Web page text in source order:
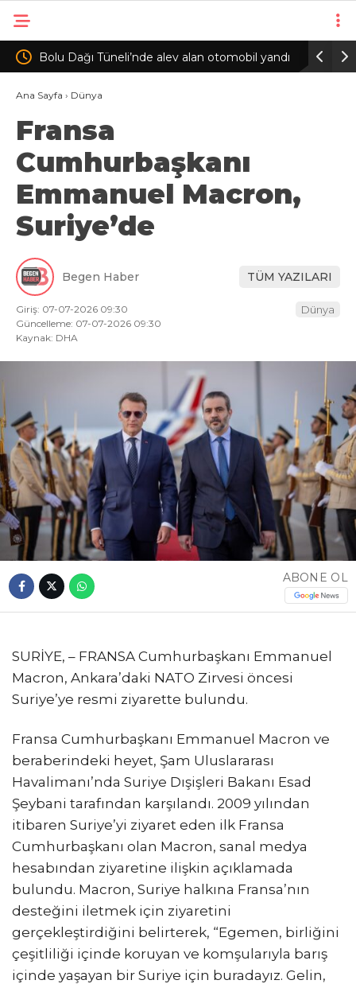
otomobil yandı Beylikdüzü’nde komşularının haber
Ana Sayfa › Dünya
Fransa
Cumhurbaşkanı
Emmanuel Macron,
Suriye’de
Begen Haber TÜM YAZILARI
Giriş: 07-07-2026 09:30
Güncelleme: 07-07-2026 09:30
Kaynak: DHA
Dünya
ABONE OL
SURİYE, – FRANSA Cumhurbaşkanı Emmanuel
Macron, Ankara’daki NATO Zirvesi öncesi
Suriye’ye resmi ziyarette bulundu.
Fransa Cumhurbaşkanı Emmanuel Macron ve
beraberindeki heyet, Şam Uluslararası
Havalimanı’nda Suriye Dışişleri Bakanı Esad
Şeybani tarafından karşılandı. 2009 yılından
itibaren Suriye’yi ziyaret eden ilk Fransa
Cumhurbaşkanı olan Macron, sanal medya
hesabından ziyaretine ilişkin açıklamada
bulundu. Macron, Suriye halkına Fransa’nın
desteğini iletmek için ziyaretini
gerçekleştirdiğini belirterek, “Egemen, birliğini
çeşitliliği içinde koruyan ve komşularıyla barış
içinde yaşayan bir Suriye için buradayız. Gelin,